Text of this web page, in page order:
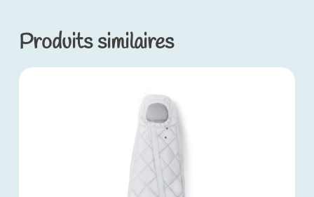
Produits similaires